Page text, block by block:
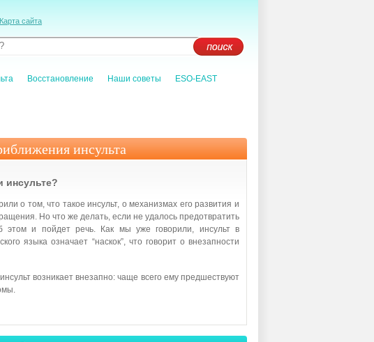
Карта сайта
Восстановление Наши советы ESO-EAST
инсульта
инсульте?
о том, что такое инсульт, о механизмах его развития и
Но что же делать, если не удалось предотвратить
этом и пойдет речь. Как мы уже говорили, инсульт в
языка означает “наскок”, что говорит о внезапности
возникает внезапно: чаще всего ему предшествуют